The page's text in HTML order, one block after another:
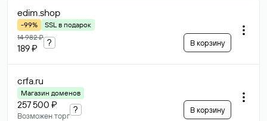
edim.shop
-99%
SSL в подарок
14 982 ₽
189 ₽
? В корзину
crfa.ru
Магазин доменов
257 500 ₽
Возможен торг
? В корзину